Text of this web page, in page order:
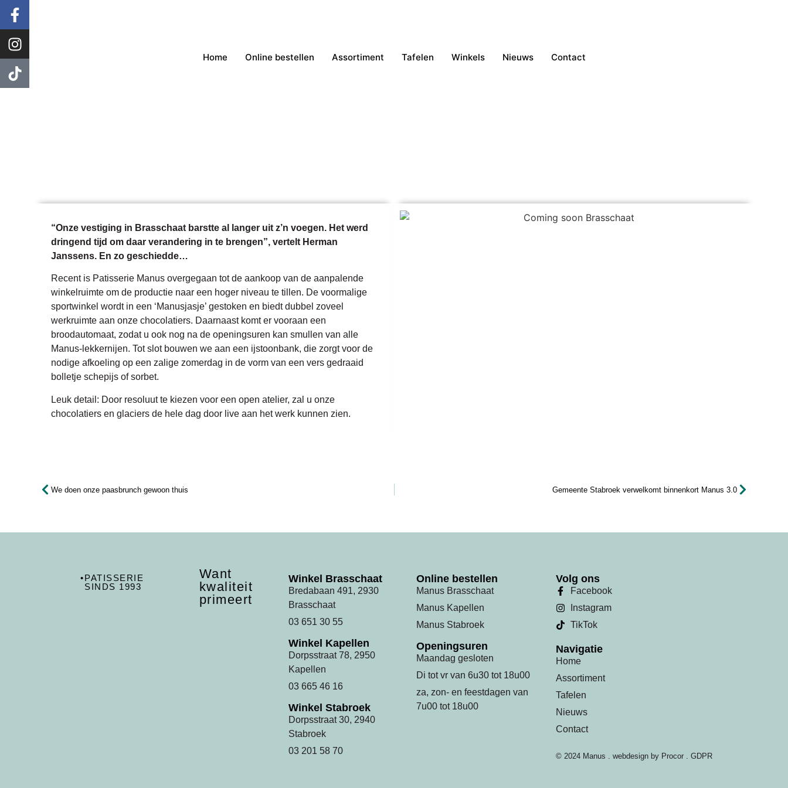
Home Online bestellen Assortiment Tafelen Winkels Nieuws Contact
“Onze vestiging in Brasschaat barstte al langer uit z’n voegen. Het werd
dringend tijd om daar verandering in te brengen”, vertelt Herman
Janssens. En zo geschiedde…
Recent is Patisserie Manus overgegaan tot de aankoop van de aanpalende
winkelruimte om de productie naar een hoger niveau te tillen. De voormalige
sportwinkel wordt in een ‘Manusjasje’ gestoken en biedt dubbel zoveel
werkruimte aan onze chocolatiers. Daarnaast komt er vooraan een
broodautomaat, zodat u ook nog na de openingsuren kan smullen van alle
Manus-lekkernijen. Tot slot bouwen we aan een ijstoonbank, die zorgt voor de
nodige afkoeling op een zalige zomerdag in de vorm van een vers gedraaid
bolletje schepijs of sorbet.
Leuk detail: Door resoluut te kiezen voor een open atelier, zal u onze
chocolatiers en glaciers de hele dag door live aan het werk kunnen zien.
We doen onze paasbrunch gewoon thuis Gemeente Stabroek verwelkomt binnenkort Manus 3.0
•PATISSERIE
SINDS 1993
Want
kwaliteit
primeert
Winkel Brasschaat
Bredabaan 491, 2930
Brasschaat
03 651 30 55
Winkel Kapellen
Dorpsstraat 78, 2950
Kapellen
03 665 46 16
Winkel Stabroek
Dorpsstraat 30, 2940
Stabroek
03 201 58 70
Online bestellen
Manus Brasschaat
Manus Kapellen
Manus Stabroek
Openingsuren
Maandag gesloten
Di tot vr van 6u30 tot 18u00
za, zon- en feestdagen van
7u00 tot 18u00
Volg ons
Facebook
Instagram
TikTok
Navigatie
Home
Assortiment
Tafelen
Nieuws
Contact
© 2024 Manus . webdesign by Procor . GDPR